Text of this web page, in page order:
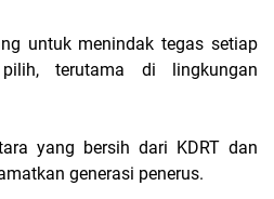
untuk menindak tegas setiap
terutama di lingkungan
yang bersih dari KDRT dan
generasi penerus.